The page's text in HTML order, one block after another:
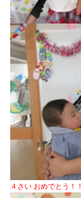
４さい おめでとう！！